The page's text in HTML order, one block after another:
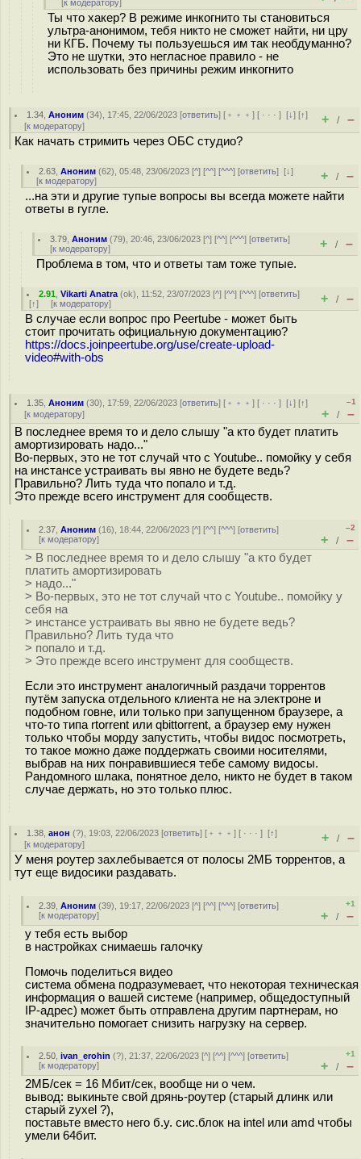
[к модератору]
Ты что хакер? В режиме инкогнито ты становиться
ультра-анонимом, тебя никто не сможет найти, ни цру
ни КГБ. Почему ты пользуешься им так необдуманно?
Это не шутки, это негласное правило - не
использовать без причины режим инкогнито
1.34 ,Аноним (34), 17:45, 22/06/2023 [ответить] [ ﹢﹢﹢] [ · · ·][↓] [↑]
[к модератору] + / –
Как начать стримить через ОБС студио?
2.63 ,Аноним (62), 05:48, 23/06/2023 [^] [^^] [^^^] [ответить][↓]
[к модератору] + / –
...на эти и другие тупые вопросы вы всегда можете найти
ответы в гугле.
3.79 ,Аноним (79), 20:46, 23/06/2023 [^] [^^] [^^^] [ответить]
[к модератору] + / –
Проблема в том, что и ответы там тоже тупые.
2.91 ,Vikarti Anatra (ok), 11:52, 23/07/2023 [^] [^^] [^^^] [ответить]
[↑] [к модератору] + / –
В случае если вопрос про Peertube - может быть
стоит прочитать официальную документацию?
https://docs.joinpeertube.org/use/create-upload-
video#with-obs
1.35 ,Аноним (30), 17:59, 22/06/2023 [ответить] [ ﹢﹢﹢] [ · · ·][↓] [↑]
[к модератору]
–1
+ / –
В последнее время то и дело слышу "а кто будет платить
амортизировать надо..."
Во-первых, это не тот случай что с Youtube.. помойку у себя
на инстансе устраивать вы явно не будете ведь?
Правильно? Лить туда что попало и т.д.
Это прежде всего инструмент для сообществ.
2.37 ,Аноним (16), 18:44, 22/06/2023 [^] [^^] [^^^] [ответить]
[к модератору]
–2
+ / –
> В последнее время то и дело слышу "а кто будет
платить амортизировать
> надо..."
> Во-первых, это не тот случай что с Youtube.. помойку у
себя на
> инстансе устраивать вы явно не будете ведь?
Правильно? Лить туда что
> попало и т.д.
> Это прежде всего инструмент для сообществ.
Если это инструмент аналогичный раздачи торрентов
путём запуска отдельного клиента не на электроне и
подобном говне, или только при запущенном браузере, а
что-то типа rtorrent или qbittorrent, а браузер ему нужен
только чтобы морду запустить, чтобы видос посмотреть,
то такое можно даже поддержать своими носителями,
выбрав на них понравившиеся тебе самому видосы.
Рандомного шлака, понятное дело, никто не будет в таком
случае держать, но это только плюс.
1.38 ,анон (?), 19:03, 22/06/2023 [ответить] [ ﹢﹢﹢] [ · · ·][↑]
[к модератору] + / –
У меня роутер захлебывается от полосы 2МБ торрентов, а
тут еще видосики раздавать.
2.39 ,Аноним (39), 19:17, 22/06/2023 [^] [^^] [^^^] [ответить]
[к модератору]
+1
+ / –
у тебя есть выбор
в настройках снимаешь галочку
Помочь поделиться видео
система обмена подразумевает, что некоторая техническая
информация о вашей системе (например, общедоступный
IP-адрес) может быть отправлена другим партнерам, но
значительно помогает снизить нагрузку на сервер.
2.50 ,ivan_erohin (?), 21:37, 22/06/2023 [^] [^^] [^^^] [ответить]
[к модератору]
+1
+ / –
2МБ/сек = 16 Мбит/сек, вообще ни о чем.
вывод: выкиньте свой дрянь-роутер (старый длинк или
старый zyxel ?),
поставьте вместо него б.у. сис.блок на intel или amd чтобы
умели 64бит.